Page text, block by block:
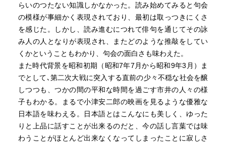
らいのつたない知識しかなかった。読み始めてみると句会
の模様が事細かく表現されており、最初は取っつきにくさ
を感じた。しかし、読み進むにつれて俳句を通じてその詠
み人の人となりが表現され、またどのような推敲をしてい
くかということもわかり、句会の面白さも味わえた。
また時代背景を昭和初期（昭和7年7月から昭和9年3月）ま
でとして､第二次大戦に突入する直前の少々不穏な社会を醸
しつつも、つかの間の平和な時間を過ごす市井の人々の様
子もわかる。まるで小津安二郎の映画を見るような優雅な
日本語を味わえる。日本語とはこんなにも美しく、ゆった
りと上品に話すことが出来るのだと、今の話し言葉では味
わうことがほとんど出来なくなってしまったことに寂しさ